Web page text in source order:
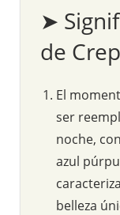
➤
de
El
ser
noche,
azul
belleza